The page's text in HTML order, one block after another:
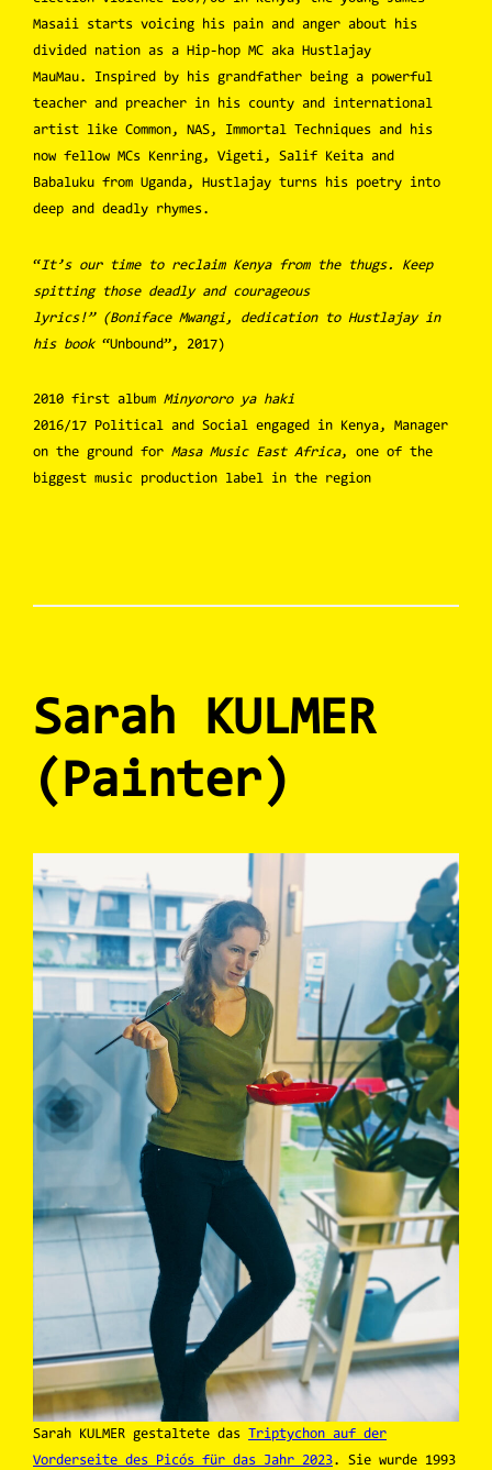
Masaii starts voicing his pain and anger about his
divided nation as a Hip-hop MC aka Hustlajay
MauMau. Inspired by his grandfather being a powerful
teacher and preacher in his county and international
artist like Common, NAS, Immortal Techniques and his
now fellow MCs Kenring, Vigeti, Salif Keita and
Babaluku from Uganda, Hustlajay turns his poetry into
deep and deadly rhymes.
“It’s our time to reclaim Kenya from the thugs. Keep
spitting those deadly and courageous
lyrics!” (Boniface Mwangi, dedication to Hustlajay in
his book“Unbound”, 2017)
2010 first album Minyororo ya haki
2016/17 Political and Social engaged in Kenya, Manager
on the ground for Masa Music East Africa, one of the
biggest music production label in the region
Sarah KULMER
(Painter)
Sarah KULMER gestaltete das
Triptychon auf der
Vorderseite des Picós für das Jahr 2023. Sie wurde 1993